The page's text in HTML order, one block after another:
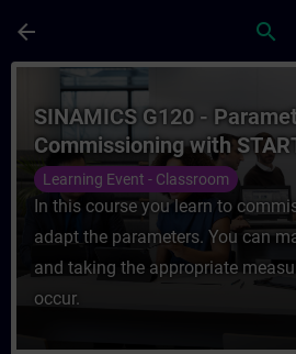
arrow_back search
Cours - SINAMICS
SINAMICS G120 -
Commissioning with
Learning Event - Classroom
In this course you learn to
adapt the parameters. You can
and taking the appropriate
occur.